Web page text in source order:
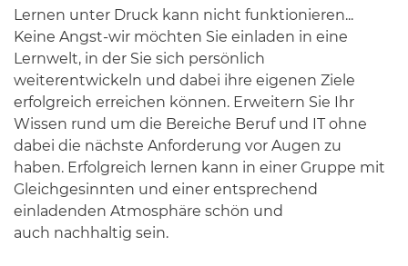
Lernen unter Druck kann nicht funktionieren...
Keine Angst-wir möchten Sie einladen in eine
Lernwelt, in der Sie sich persönlich
weiterentwickeln und dabei ihre eigenen Ziele
erfolgreich erreichen können. Erweitern Sie Ihr
Wissen rund um die Bereiche Beruf und IT ohne
dabei die nächste Anforderung vor Augen zu
haben. Erfolgreich lernen kann in einer Gruppe mit
Gleichgesinnten und einer entsprechend
einladenden Atmosphäre schön und
auch nachhaltig sein.